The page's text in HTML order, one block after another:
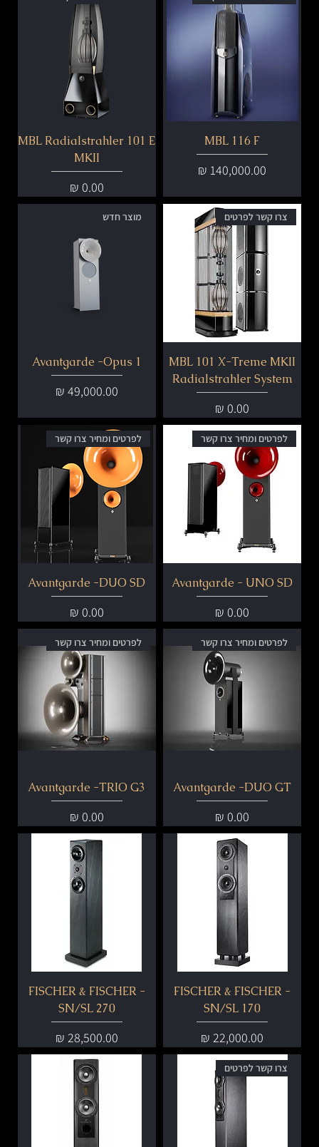
MBL 116 F
מחיר
MBL Radialstrahler 101 E
MKII
מחיר
צרו קשר לפרטים
MBL 101 X-Treme MKII
Radialstrahler System
מחיר
מוצר חדש
Avantgarde -Opus 1
מחיר
לפרטים ומחיר צרו קשר
Avantgarde - UNO SD
מחיר
לפרטים ומחיר צרו קשר
Avantgarde -DUO SD
מחיר
לפרטים ומחיר צרו קשר
Avantgarde -DUO GT
מחיר
לפרטים ומחיר צרו קשר
Avantgarde -TRIO G3
מחיר
FISCHER & FISCHER -
SN/SL 170
מחיר
FISCHER & FISCHER -
SN/SL 270
מחיר
צרו קשר לפרטים